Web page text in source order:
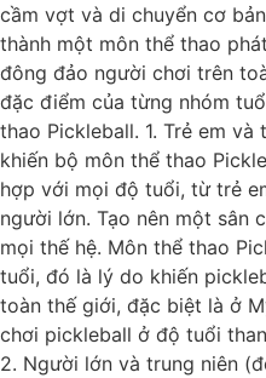
cầm vợt và di chuyển cơ
thành một môn thể thao
đông đảo người chơi trên
đặc điểm của từng nhóm
thao Pickleball. 1. Trẻ em
khiến bộ môn thể thao
hợp với mọi độ tuổi, từ trẻ
người lớn. Tạo nên một sân
mọi thế hệ. Môn thể thao
tuổi, đó là lý do khiến
toàn thế giới, đặc biệt là ở
chơi pickleball ở độ tuổi
2. Người lớn và trung niên